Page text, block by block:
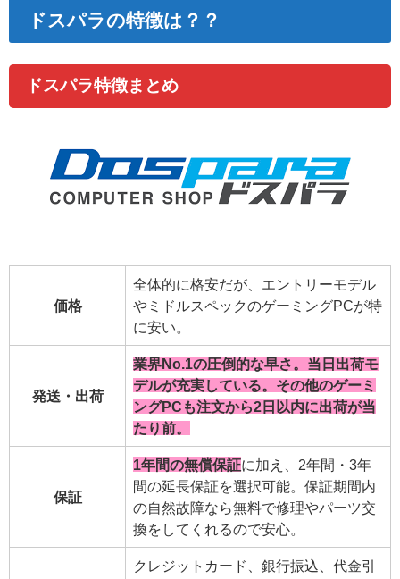
ドスパラの特徴は？？
ドスパラ特徴まとめ
価格
全体的に格安だが、エントリーモデル
やミドルスペックのゲーミングPCが特
に安い。
発送・出荷
業界No.1の圧倒的な早さ。当日出荷モ
デルが充実している。その他のゲーミ
ングPCも注文から2日以内に出荷が当
たり前。
保証
1年間の無償保証に加え、2年間・3年
間の延長保証を選択可能。保証期間内
の自然故障なら無料で修理やパーツ交
換をしてくれるので安心。
クレジットカード、銀行振込、代金引